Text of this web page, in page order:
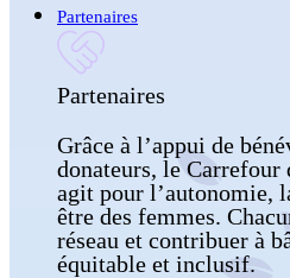
Partenaires
Partenaires
Grâce à l’appui de
donateurs, le Carrefour
agit pour l’autonomie,
être des femmes.
réseau et contribuer à
équitable et inclusif.